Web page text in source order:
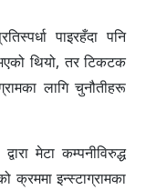
पाइरहँदा पनि
थियो, तर टिकटक
लागि चुनौतीहरू
मेटा कम्पनीविरुद्ध
क्रममा इन्स्टाग्रामका